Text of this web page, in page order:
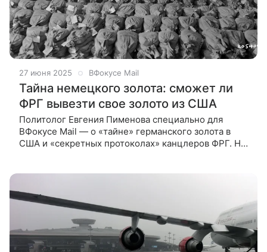
27 июня 2025 ВФокусе Mail
Тайна немецкого золота: сможет ли
ФРГ вывезти свое золото из США
Политолог Евгения Пименова специально для
ВФокусе Mail — о «тайне» германского золота в
США и «секретных протоколах» канцлеров ФРГ. На